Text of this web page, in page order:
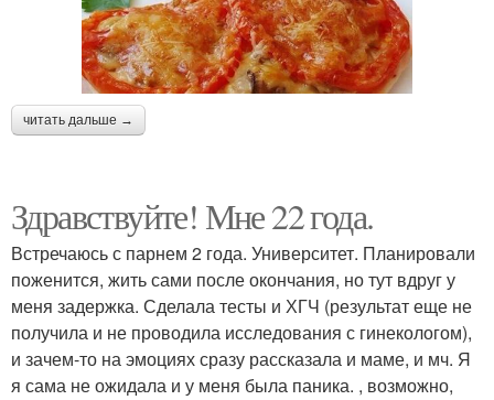
читать дальше →
Здравствуйте! Мне 22 года.
Встречаюсь с парнем 2 года. Университет. Планировали
поженится, жить сами после окончания, но тут вдруг у
меня задержка. Сделала тесты и ХГЧ (результат еще не
получила и не проводила исследования с гинекологом),
и зачем-то на эмоциях сразу рассказала и маме, и мч. Я
я сама не ожидала и у меня была паника. , возможно,